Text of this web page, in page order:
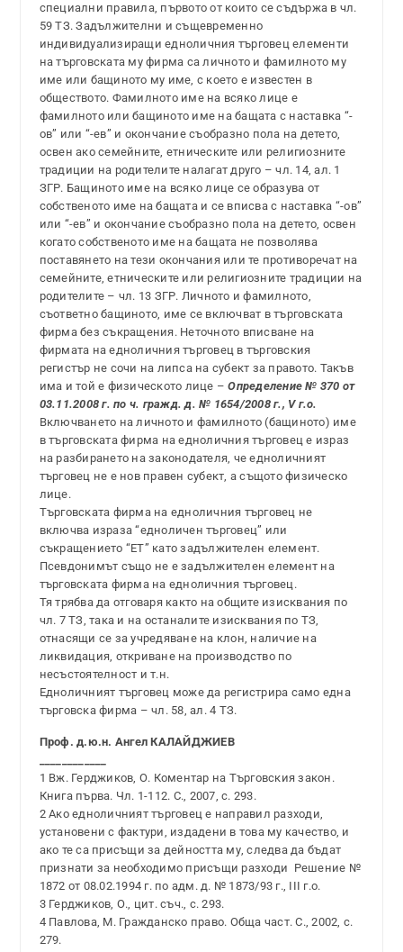
специални правила, първото от които се съдържа в чл.
59 ТЗ. Задължителни и същевременно
индивидуализиращи едноличния търговец елементи
на търговската му фирма са личното и фамилното му
име или бащиното му име, с което е известен в
обществото. Фамилното име на всяко лице е
фамилното или бащиното име на бащата с наставка “-
ов” или “-ев” и окончание съобразно пола на детето,
освен ако семейните, етническите или религиозните
традиции на родителите налагат друго – чл. 14, ал. 1
ЗГР. Бащиното име на всяко лице се образува от
собственото име на бащата и се вписва с наставка “-ов”
или “-ев” и окончание съобразно пола на детето, освен
когато собственото име на бащата не позволява
поставянето на тези окончания или те противоречат на
семейните, етническите или религиозните традиции на
родителите – чл. 13 ЗГР. Личното и фамилното,
съответно бащиното, име се включват в търговската
фирма без съкращения. Неточното вписване на
фирмата на едноличния търговец в търговския
регистър не сочи на липса на субект за правото. Такъв
има и той е физическото лице –Определение № 370 от
03.11.2008 г. по ч. гражд. д. № 1654/2008 г., V г.о.
Включването на личното и фамилното (бащиното) име
в търговската фирма на едноличния търговец е израз
на разбирането на законодателя, че едноличният
търговец не е нов правен субект, а същото физическо
лице.
Търговската фирма на едноличния търговец не
включва израза “едноличен търговец” или
съкращението “ЕТ” като задължителен елемент.
Псевдонимът също не е задължителен елемент на
търговската фирма на едноличния търговец.
Тя трябва да отговаря както на общите изисквания по
чл. 7 ТЗ, така и на останалите изисквания по ТЗ,
отнасящи се за учредяване на клон, наличие на
ликвидация, откриване на производство по
несъстоятелност и т.н.
Едноличният търговец може да регистрира само една
търговска фирма – чл. 58, ал. 4 ТЗ.
Проф. д.ю.н. Ангел КАЛАЙДЖИЕВ
1 Вж. Герджиков, О. Коментар на Търговския закон.
Книга първа. Чл. 1-112. С., 2007, с. 293.
2 Ако едноличният търговец е направил разходи,
установени с фактури, издадени в това му качество, и
ако те са присъщи за дейността му, следва да бъдат
признати за необходимо присъщи разходи ­ Решение №
1872 от 08.02.1994 г. по адм. д. № 1873/93 г., III г.о.
3 Герджиков, О., цит. съч., с. 293.
4 Павлова, М. Гражданско право. Обща част. С., 2002, с.
279.